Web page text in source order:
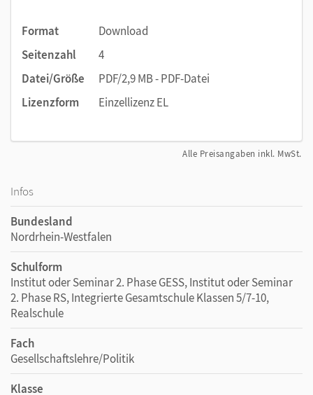
Format
Download
Seitenzahl
4
Datei/Größe
PDF/2,9 MB - PDF-Datei
Lizenzform
Einzellizenz EL
Alle Preisangaben inkl. MwSt.
Infos
Bundesland
Nordrhein-Westfalen
Schulform
Institut oder Seminar 2. Phase GESS, Institut oder Seminar
2. Phase RS, Integrierte Gesamtschule Klassen 5/7-10,
Realschule
Fach
Gesellschaftslehre/Politik
Klasse